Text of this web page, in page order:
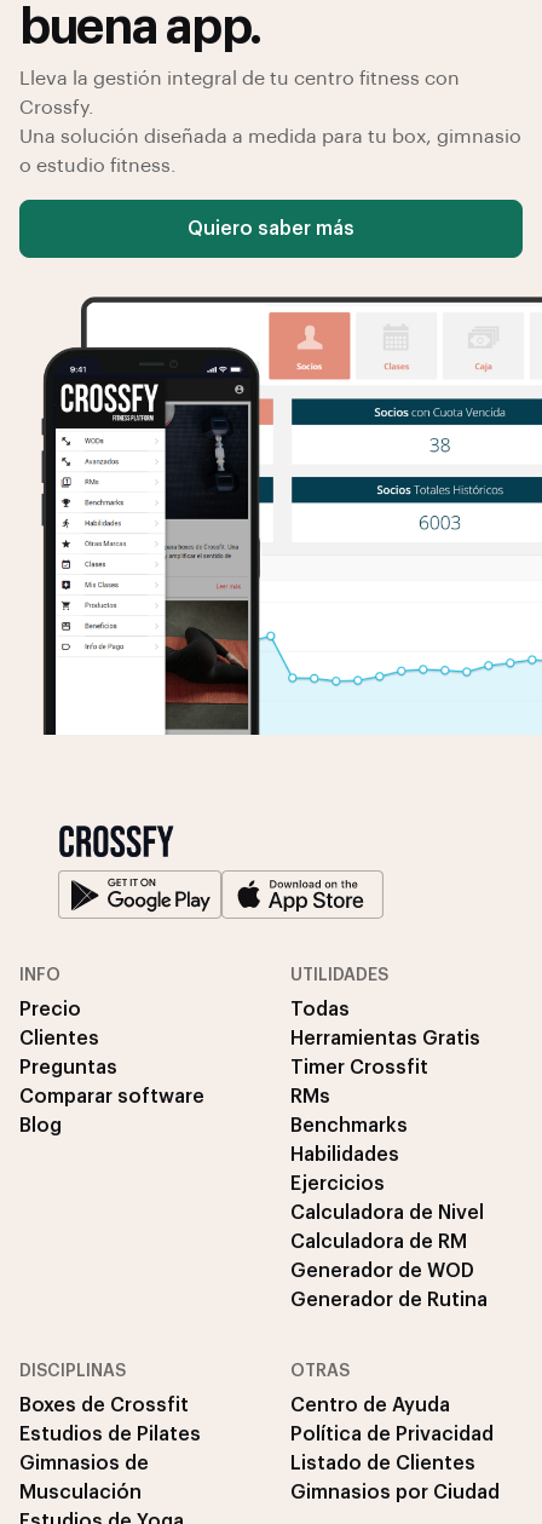
buena app.
Lleva la gestión integral de tu centro fitness con
Crossfy.
Una solución diseñada a medida para tu box, gimnasio
o estudio fitness.
Quiero saber más
INFO
Precio
Clientes
Preguntas
Comparar software
Blog
UTILIDADES
Todas
Herramientas Gratis
Timer Crossfit
RMs
Benchmarks
Habilidades
Ejercicios
Calculadora de Nivel
Calculadora de RM
Generador de WOD
Generador de Rutina
DISCIPLINAS
Boxes de Crossfit
Estudios de Pilates
Gimnasios de
Musculación
OTRAS
Centro de Ayuda
Política de Privacidad
Listado de Clientes
Gimnasios por Ciudad